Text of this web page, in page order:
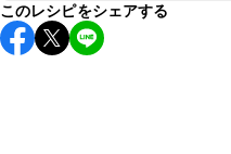
保存期間は冷蔵で2~3日が目
し上がりください。
このレシピをシェアする